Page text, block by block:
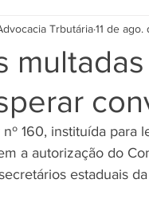
Trbutária11 de ago.
160, instituída
a autorização do
estaduais